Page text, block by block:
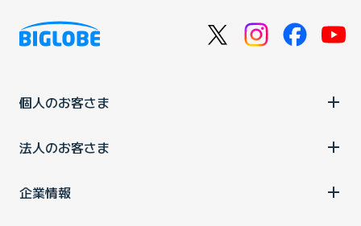
個人のお客さま
法人のお客さま
企業情報